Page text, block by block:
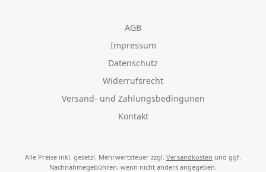
AGB
Impressum
Datenschutz
Widerrufsrecht
Versand- und Zahlungsbedingunen
Kontakt
Alle Preise inkl. gesetzl. Mehrwertsteuer zzgl. Versandkosten und ggf.
Nachnahmegebühren, wenn nicht anders angegeben.